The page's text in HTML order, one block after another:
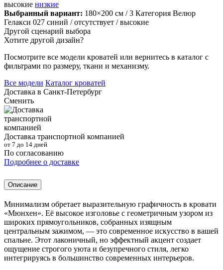
высокие низкие
Выбранный вариант: 180×200 см / 3 Категория Велюр
Гелакси 027 синий / отсутствует / высокие
Другой сценарий выбора
Хотите другой дизайн?
Посмотрите все модели кроватей или вернитесь в каталог с
фильтрами по размеру, ткани и механизму.
Все модели Каталог кроватей
Доставка в Санкт-Петербург
Сменить
Доставка транспортной компанией
от 7 до 14 дней
По согласованию
Подробнее о доставке
Описание
Минимализм обретает выразительную графичность в кровати
«Мюнхен». Её высокое изголовье с геометричным узором из
широких прямоугольников, собранных изящным
центральным зажимом, — это современное искусство в вашей
спальне. Этот лаконичный, но эффектный акцент создает
ощущение строгого уюта и безупречного стиля, легко
интегрируясь в большинство современных интерьеров.